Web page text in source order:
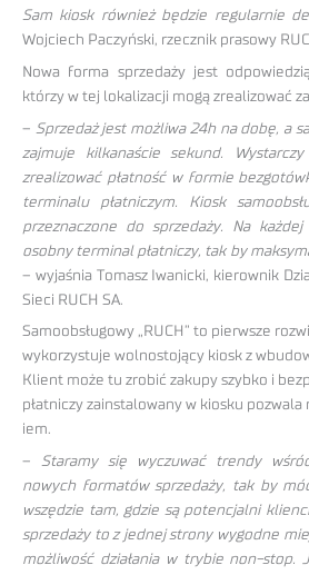
Sam kiosk również będzie regularnie
Wojciech Paczyński, rzecznik prasowy
Nowa forma sprzedaży jest
którzy w tej lokalizacji mogą zrealizować
– Sprzedaż jest możliwa 24h na dobę, a
zajmuje kilkanaście sekund.
zrealizować płatność w formie
terminalu płatniczym. Kiosk
przeznaczone do sprzedaży. Na
osobny terminal płatniczy, tak by
– wyjaśnia Tomasz Iwanicki, kierownik
Sieci RUCH SA.
Samoobsługowy „RUCH” to pierwsze
wykorzystuje wolnostojący kiosk z
Klient może tu zrobić zakupy szybko i
płatniczy zainstalowany w kiosku pozwala
iem.
– Staramy się wyczuwać trendy
nowych formatów sprzedaży, tak by
wszędzie tam, gdzie są potencjalni
sprzedaży to z jednej strony wygodne
możliwość działania w trybie non-stop.